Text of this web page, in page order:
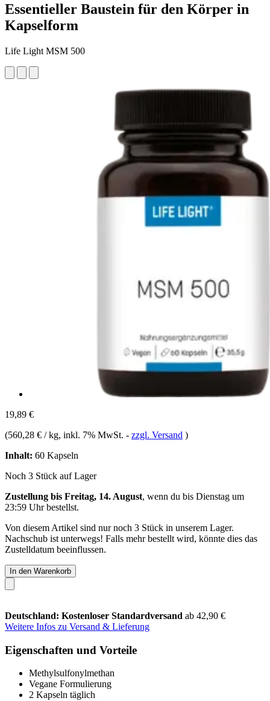
Essentieller Baustein für den Körper in
Kapselform
Life Light MSM 500
19,89 €
(560,28 € / kg, inkl. 7% MwSt. - zzgl. Versand )
Inhalt: 60 Kapseln
Noch 3 Stück auf Lager
Zustellung bis Freitag, 14. August, wenn du bis Dienstag um
23:59 Uhrbestellst.
Von diesem Artikel sind nur noch 3 Stück in unserem Lager.
Nachschub ist unterwegs! Falls mehr bestellt wird, könnte dies das
Zustelldatum beeinflussen.
In den Warenkorb
Deutschland: Kostenloser Standardversand ab 42,90 €
Weitere Infos zu Versand & Lieferung
Eigenschaften und Vorteile
Methylsulfonylmethan
Vegane Formulierung
2 Kapseln täglich